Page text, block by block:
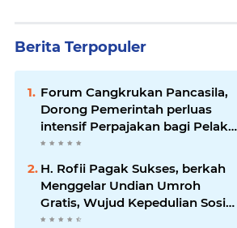
Berita Terpopuler
Forum Cangkrukan Pancasila,
Dorong Pemerintah perluas
intensif Perpajakan bagi Pelaku
Usaha UMKM.
H. Rofii Pagak Sukses, berkah
Menggelar Undian Umroh
Gratis, Wujud Kepedulian Sosial
berbagi.